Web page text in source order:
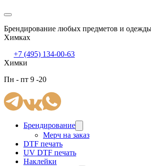
Брендирование любых предметов и одежды
Химках
+7 (495) 134-00-63
Химки
Пн - пт 9 -20
Брендирование
Мерч на заказ
DTF печать
UV DTF печать
Наклейки